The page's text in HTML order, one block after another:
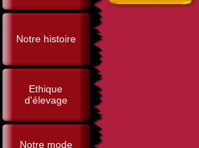
Notre histoire
Ethique
d'élevage
Notre mode